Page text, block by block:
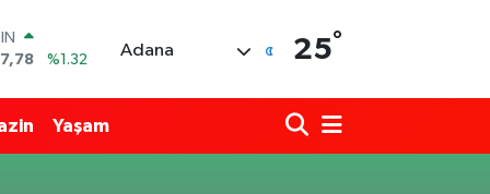
%1.32
Adana 25°
Yaşam